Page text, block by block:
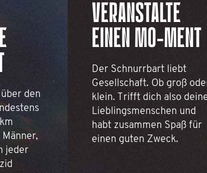
den
jeder
VERANSTALTE
EINEN MO-MENT
Der Schnurrbart liebt
Gesellschaft. Ob groß
klein. Trifft dich also
Lieblingsmenschen und
habt zusammen Spaß für
einen guten Zweck.